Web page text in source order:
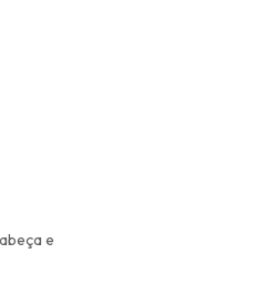
e